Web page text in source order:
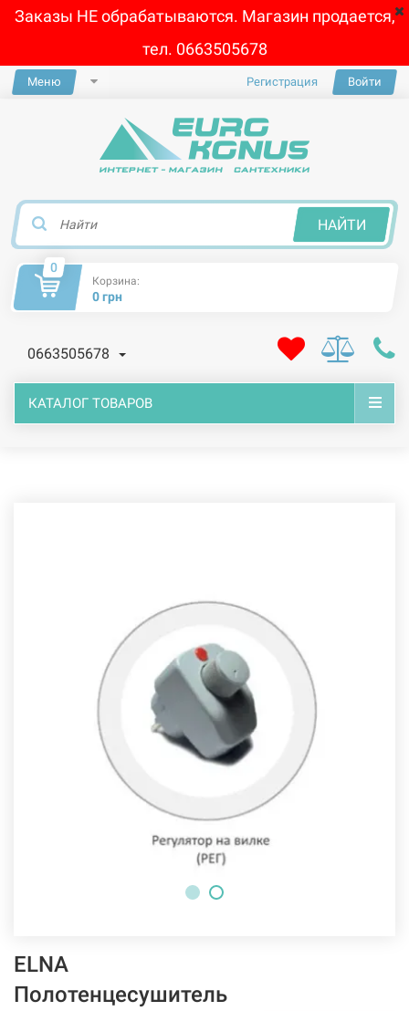
Заказы НЕ обрабатываются. Магазин продается,
тел. 0663505678
Меню Регистрация Войти
НАЙТИ
0
Корзина:
0 грн
0663505678
КАТАЛОГ ТОВАРОВ
ELNA
Полотенцесушитель